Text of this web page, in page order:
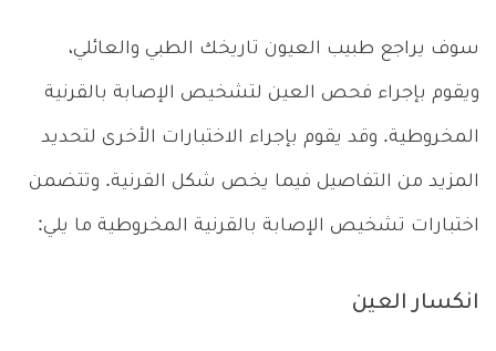
سوف يراجع طبيب العيون تاريخك الطبي والعائلي،
ويقوم بإجراء فحص العين لتشخيص الإصابة بالقرنية
المخروطية. وقد يقوم بإجراء الاختبارات الأخرى لتحديد
المزيد من التفاصيل فيما يخص شكل القرنية. وتتضمن
اختبارات تشخيص الإصابة بالقرنية المخروطية ما يلي:
انكسار العين